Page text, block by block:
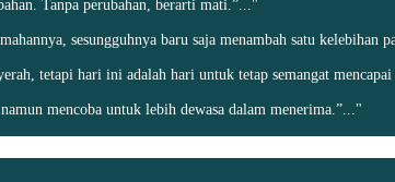
Tanpa perubahan, berarti mati.”..."
sesungguhnya baru saja menambah satu kelebihan
tetapi hari ini adalah hari untuk tetap semangat
mencoba untuk lebih dewasa dalam menerima.”..."